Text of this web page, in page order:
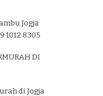
Jogja
1012 8305
DI
di Jogja